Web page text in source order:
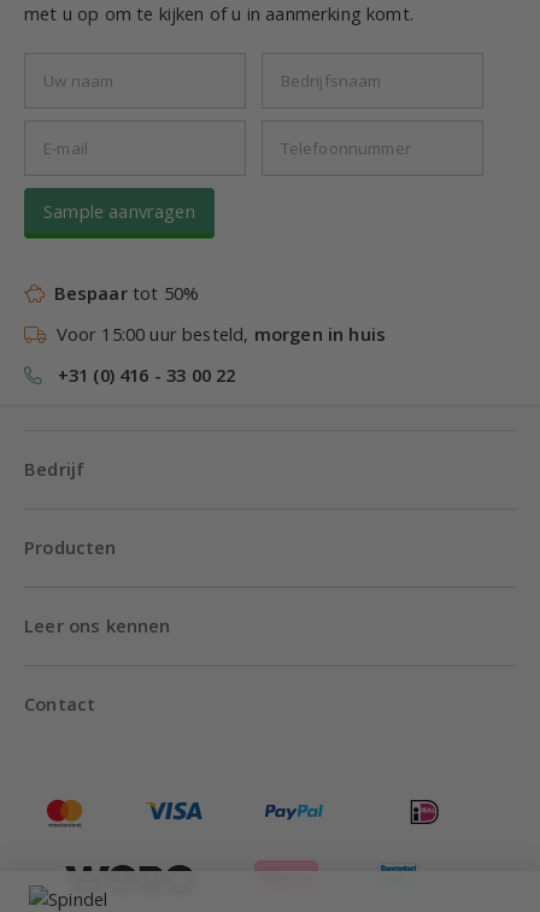
met u op om te kijken of u in aanmerking komt.
Sample aanvragen
Bespaartot 50%
Voor 15:00 uur besteld, morgen in huis
+31 (0) 416 - 33 00 22
Bedrijf
Producten
Leer ons kennen
Contact